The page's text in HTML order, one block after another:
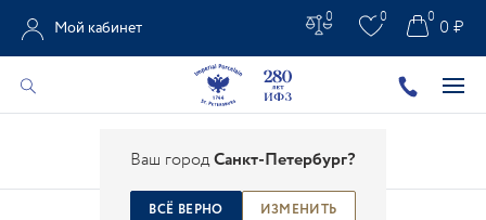
Ваш городСанкт-Петербург?
ВСЁ ВЕРНО ИЗМЕНИТЬ
Мой кабинет
0 0 0 ₽
0
Pin Gang International Trade House Limited